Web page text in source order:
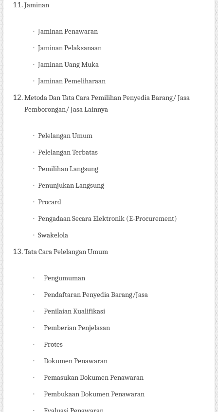
Jaminan
· Jaminan Penawaran
· Jaminan Pelaksanaan
· Jaminan Uang Muka
· Jaminan Pemeliharaan
Metoda Dan Tata Cara Pemilihan PenyediaBarang/ Jasa
Pemborongan/ Jasa Lainnya
· Pelelangan Umum
· Pelelangan Terbatas
· Pemilihan Langsung
· Penunjukan Langsung
· Procard
· Pengadaan Secara Elektronik (E-Procurement)
· Swakelola
Tata Cara Pelelangan Umum
· Pengumuman
· Pendaftaran Penyedia Barang/Jasa
· Penilaian Kualifikasi
· Pemberian Penjelasan
· Protes
· Dokumen Penawaran
· Pemasukan Dokumen Penawaran
· Pembukaan Dokumen Penawaran